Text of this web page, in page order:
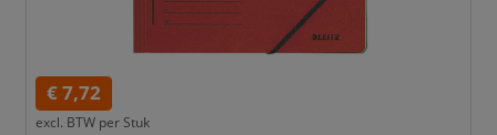
€ 7,72
excl. BTW per Stuk